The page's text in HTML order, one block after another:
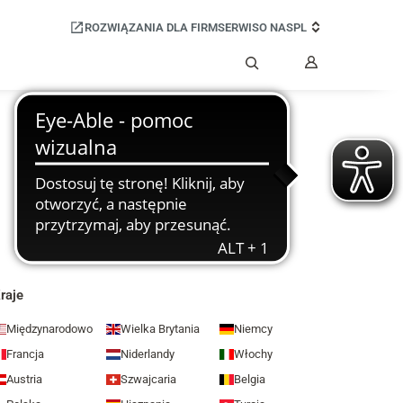
ROZWIĄZANIA DLA FIRMSERWISO NASPL
Szukaj
Międzynarodowo Wielka Brytania
Niemcy
Francja
Niderlandy
Włochy
Austria
Szwajcaria
Belgia